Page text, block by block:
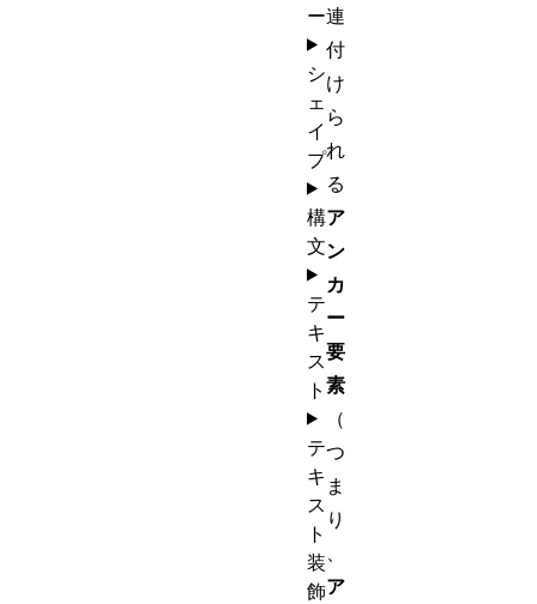
連
付
け
ら
れ
る
ア
ン
カ
ー
要
素
（
つ
ま
り
、
ア
ー
シ
ェ
イ
プ
構
文
テ
キ
ス
ト
テ
キ
ス
ト
装
飾